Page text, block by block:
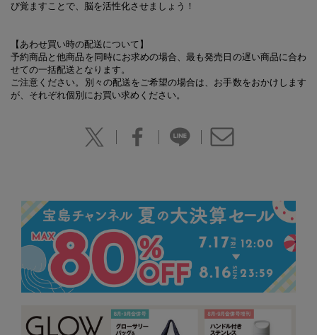
び覚ますことで、脳を活性化させましょう！
【あわせ買い時の配送について】
予約商品と他商品を同時にお求めの場合、最も発売日の遅い商品に合わ
せての一括配送となります。
ご注意ください。別々の配送をご希望の場合は、お手数をおかけします
が、それぞれ個別にお買い求めください。